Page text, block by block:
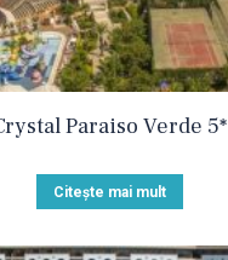
Paraiso Verde 5*
Citește mai mult